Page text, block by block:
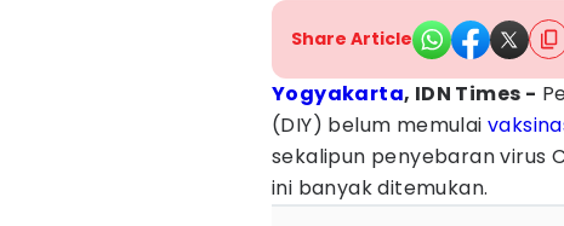
Share Article
Yogyakarta, IDN Times -
(DIY) belum memulai
sekalipun penyebaran virus
ini banyak ditemukan.